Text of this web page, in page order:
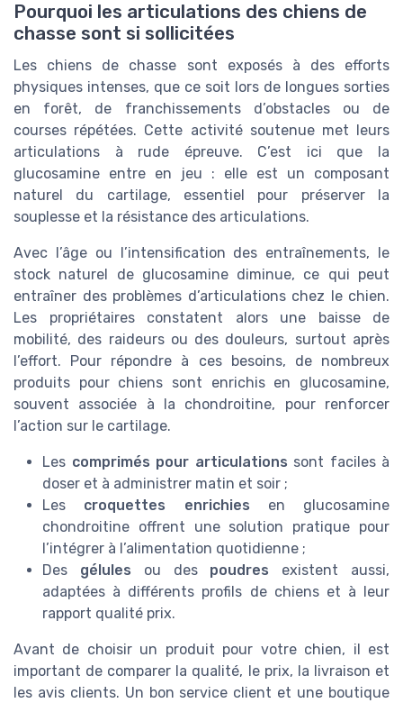
Pourquoi les articulations des chiens de
chasse sont si sollicitées
Les chiens de chasse sont exposés à des efforts
physiques intenses, que ce soit lors de longues sorties
en forêt, de franchissements d’obstacles ou de
courses répétées. Cette activité soutenue met leurs
articulations à rude épreuve. C’est ici que la
glucosamine entre en jeu : elle est un composant
naturel du cartilage, essentiel pour préserver la
souplesse et la résistance des articulations.
Avec l’âge ou l’intensification des entraînements, le
stock naturel de glucosamine diminue, ce qui peut
entraîner des problèmes d’articulations chez le chien.
Les propriétaires constatent alors une baisse de
mobilité, des raideurs ou des douleurs, surtout après
l’effort. Pour répondre à ces besoins, de nombreux
produits pour chiens sont enrichis en glucosamine,
souvent associée à la chondroitine, pour renforcer
l’action sur le cartilage.
Les comprimés pour articulations sont faciles à
doser et à administrer matin et soir ;
Les croquettes enrichies en glucosamine
chondroitine offrent une solution pratique pour
l’intégrer à l’alimentation quotidienne ;
Des gélules ou des poudres existent aussi,
adaptées à différents profils de chiens et à leur
rapport qualité prix.
Avant de choisir un produit pour votre chien, il est
important de comparer la qualité, le prix, la livraison et
les avis clients. Un bon service client et une boutique